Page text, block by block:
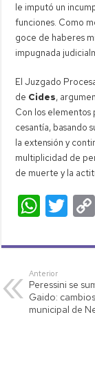
le imputó un
funciones. Como
goce de haberes
impugnada
El Juzgado
de Cides,
Con los elementos
cesantía, basando
la extensión y
multiplicidad de
de muerte y la
W
at
s
A
p
T
tt
Anterior
Peressini se
Gaido:
municipal de